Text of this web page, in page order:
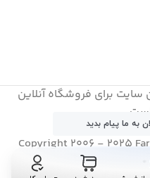
برای فروشگاه آنلاین
© Copyright 2006 - 2025
به ما پیام بدید